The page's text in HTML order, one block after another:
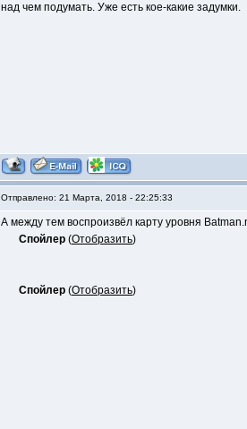
над чем подумать. Уже есть кое-какие задумки.
Отправлено: 21 Марта, 2018 - 22:25:33
А между тем воспроизвёл карту уровня
Спойлер (Отобразить)
Спойлер (Отобразить)